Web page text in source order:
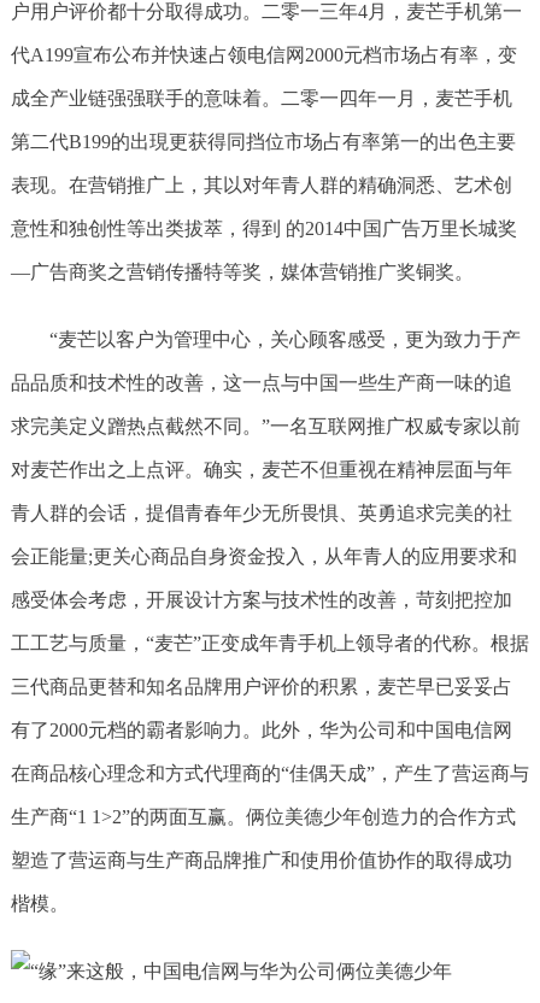
户用户评价都十分取得成功。二零一三年4月，麦芒手机第一
代A199宣布公布并快速占领电信网2000元档市场占有率，变
成全产业链强强联手的意味着。二零一四年一月，麦芒手机
第二代B199的出現更获得同挡位市场占有率第一的出色主要
表现。在营销推广上，其以对年青人群的精确洞悉、艺术创
意性和独创性等出类拔萃，得到 的2014中国广告万里长城奖
—广告商奖之营销传播特等奖，媒体营销推广奖铜奖。
“麦芒以客户为管理中心，关心顾客感受，更为致力于产
品品质和技术性的改善，这一点与中国一些生产商一味的追
求完美定义蹭热点截然不同。”一名互联网推广权威专家以前
对麦芒作出之上点评。确实，麦芒不但重视在精神层面与年
青人群的会话，提倡青春年少无所畏惧、英勇追求完美的社
会正能量;更关心商品自身资金投入，从年青人的应用要求和
感受体会考虑，开展设计方案与技术性的改善，苛刻把控加
工工艺与质量，“麦芒”正变成年青手机上领导者的代称。根据
三代商品更替和知名品牌用户评价的积累，麦芒早已妥妥占
有了2000元档的霸者影响力。此外，华为公司和中国电信网
在商品核心理念和方式代理商的“佳偶天成”，产生了营运商与
生产商“1 1>2”的两面互赢。俩位美德少年创造力的合作方式
塑造了营运商与生产商品牌推广和使用价值协作的取得成功
楷模。